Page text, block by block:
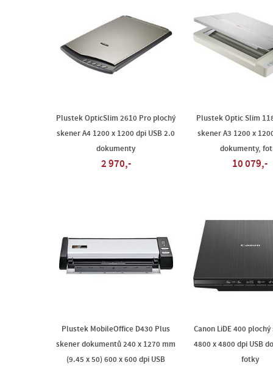
Plustek OpticSlim 2610 Pro plochý
skener A4 1200 x 1200 dpi USB 2.0
dokumenty
2 970,-
Plustek Optic Slim
skener A3 1200 x
dokumenty,
10 079,-
Plustek MobileOffice D430 Plus
skener dokumentů 240 x 1270 mm
(9.45 x 50) 600 x 600 dpi USB
Canon LiDE 400
4800 x 4800 dpi USB
fotky